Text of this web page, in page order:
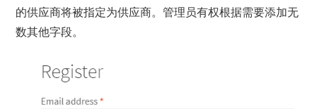
的供应商将被指定为供应商。管理员有权根据需要添加无
数其他字段。